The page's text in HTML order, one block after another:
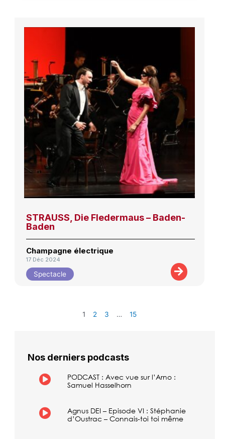
STRAUSS, Die Fledermaus – Baden-
Baden
Champagne électrique
17 Déc 2024
Spectacle
1 2 3 … 15
Nos derniers podcasts
PODCAST : Avec vue sur l’Arno :
Samuel Hasselhorn
Agnus DEI – Episode VI : Stéphanie
d’Oustrac – Connais-toi toi même